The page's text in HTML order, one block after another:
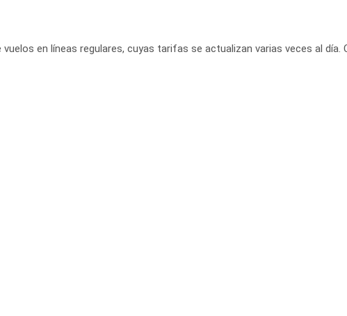
en líneas regulares, cuyas tarifas se actualizan varias veces al día.